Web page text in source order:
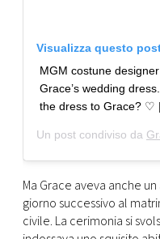
Visualizza questo
MGM costune
Grace’s wedding
the dress to Grace? ♡
Un post condiviso da
Ma Grace aveva anche
giorno successivo al
civile. La cerimonia si